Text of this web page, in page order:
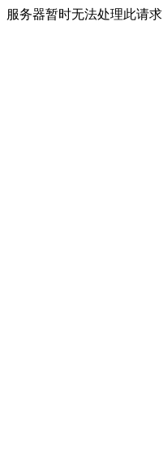
服务器暂时无法处理此请求